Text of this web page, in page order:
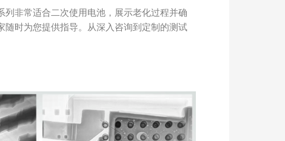
非常适合二次使用电池，展示老化过程并确
时为您提供指导。从深入咨询到定制的测试